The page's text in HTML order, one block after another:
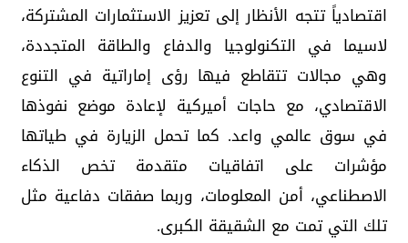
اقتصادياً تتجه الأنظار إلى تعزيز الاستثمارات المشتركة،
لاسيما في التكنولوجيا والدفاع والطاقة المتجددة،
وهي مجالات تتقاطع فيها رؤى إماراتية في التنوع
الاقتصادي، مع حاجات أميركية لإعادة موضع نفوذها
في سوق عالمي واعد. كما تحمل الزيارة في طياتها
مؤشرات على اتفاقيات متقدمة تخص الذكاء
الاصطناعي، أمن المعلومات، وربما صفقات دفاعية مثل
تلك التي تمت مع الشقيقة الكبرى.